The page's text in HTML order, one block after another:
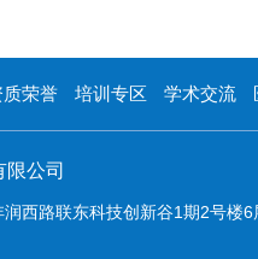
质荣誉 培训专区 学术交流
公司
西路联东科技创新谷1期2号楼6